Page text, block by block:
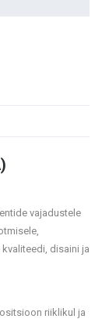
vajadustele
disaini ja
riiklikul ja